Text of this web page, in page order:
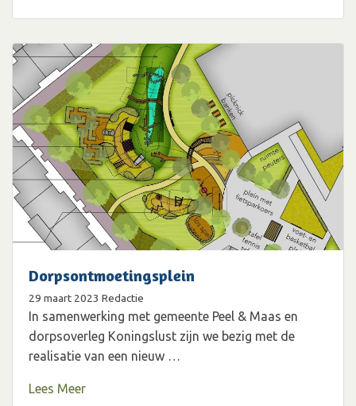
Dorpsontmoetingsplein
29 maart 2023 Redactie
In samenwerking met gemeente Peel & Maas en
dorpsoverleg Koningslust zijn we bezig met de
realisatie van een nieuw …
Lees Meer